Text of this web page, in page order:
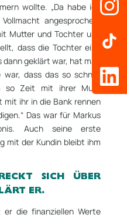
wollte. „Da habe ich
angesprochen.
Mutter und Tochter und
dass die Tochter eine
geklärt war, hat man
dass das so schnell
so Zeit mit ihrer Mutti
mit ihr in die Bank rennen
Das war für Markus
Auch seine erste
mit der Kundin bleibt ihm
SICH ÜBER
ER.
er die finanziellen Werte